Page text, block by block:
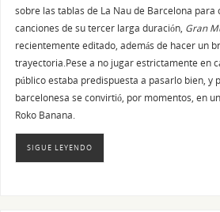
sobre las tablas de La Nau de Barcelona
canciones de su tercer larga duración, Gran
recientemente editado, además de hacer un
trayectoria.Pese a no jugar estrictamente en
público estaba predispuesta a pasarlo bien, y
barcelonesa se convirtió, por momentos, en
Roko Banana.
SIGUE LEYENDO